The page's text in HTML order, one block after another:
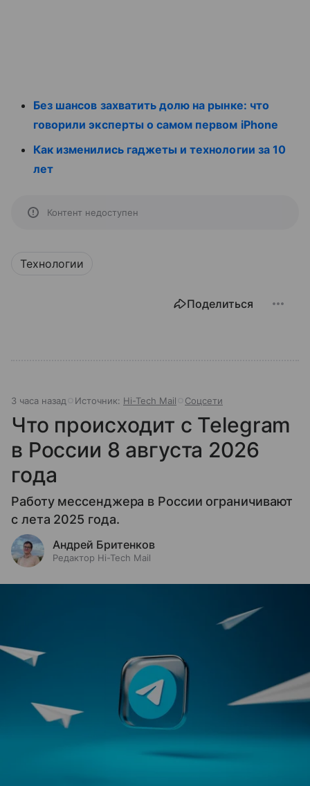
Без шансов захватить долю на рынке: что
говорили эксперты о самом первом iPhone
Как изменились гаджеты и технологии за 10
лет
Контент недоступен
Технологии
Поделиться
3 часа назад Источник: Hi-Tech Mail Соцсети
Что происходит с Telegram
в России 8 августа 2026
года
Работу мессенджера в России ограничивают
с лета 2025 года.
Андрей Бритенков
Редактор Hi-Tech Mail